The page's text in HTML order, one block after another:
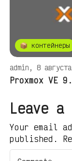
📦 контейнеры
admin, 8
Proxmox VE
Leave
Your email
published.